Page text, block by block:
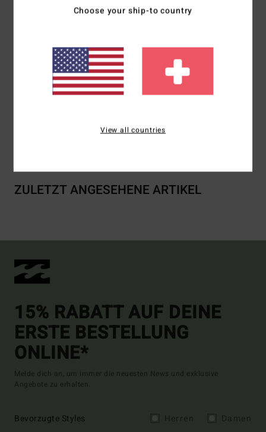
Baumwollstoff
Ärmel:kurzärmlig
Branding:Grafikdruck auf der Vorderseite
Zusammensetzung[Hauptstoff] 100 % Baumwolle
ZULETZT ANGESEHENE ARTIKEL
15% RABATT AUF DEINE
ERSTE BESTELLUNG
ONLINE*
Melde dich an, um immer die neuesten News und exklusive
Angebote zu erhalten.
Bevorzugte Styles
Choose your ship-to country
View all countries